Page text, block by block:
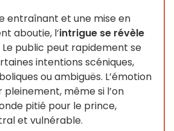
entraînant et une mise en
aboutie, l’intrigue se révèle
Le public peut rapidement se
intentions scéniques,
ou ambiguës. L’émotion
pleinement, même si l’on
pitié pour le prince,
et vulnérable.